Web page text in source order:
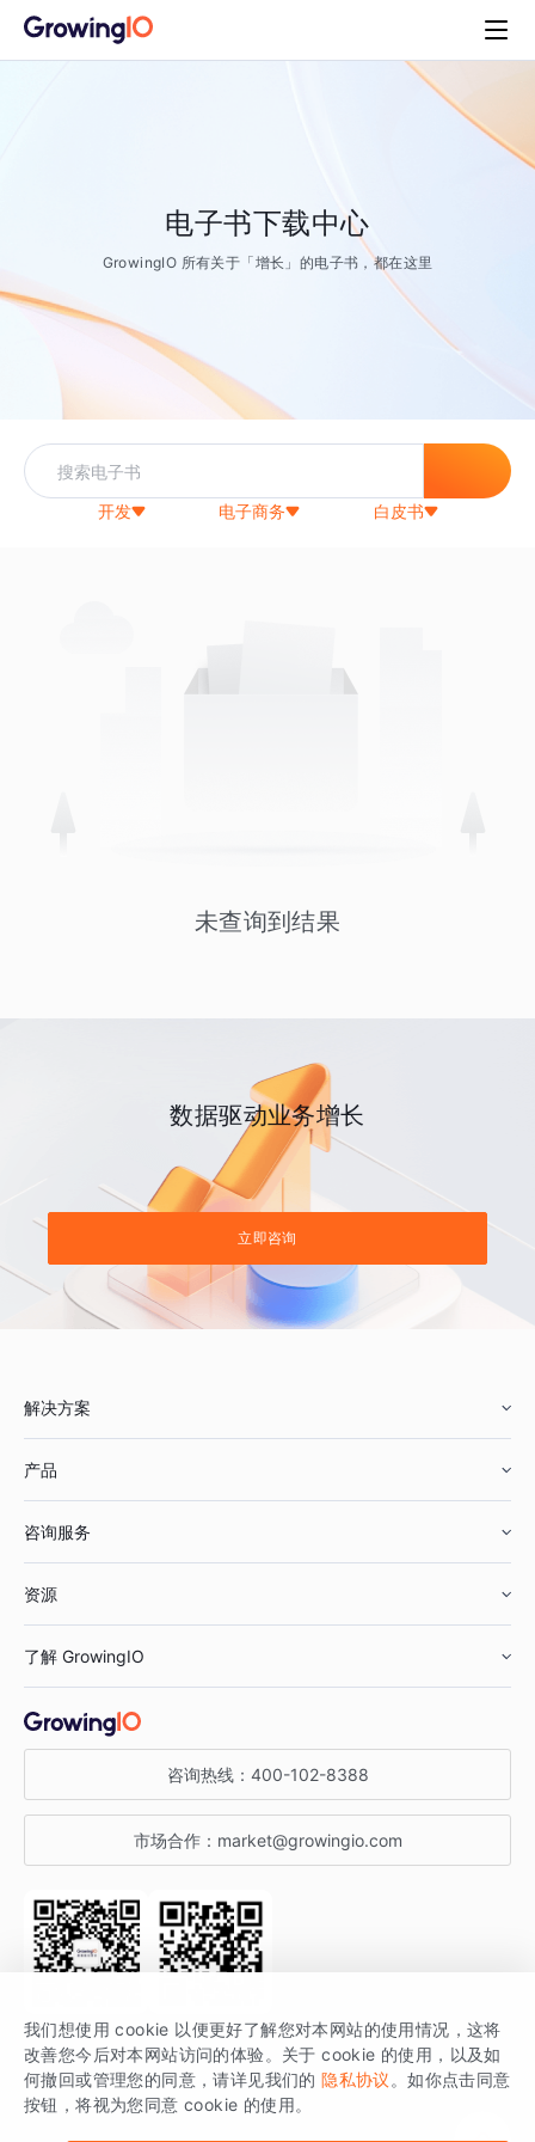
电子书下载中心
GrowingIO 所有关于「增长」的电子书，都在这里
开发 电子商务 白皮书
未查询到结果
数据驱动业务增长
立即咨询
解决方案
鞋服行业
汽车行业
金融行业
产品
智能运营
获客分析
咨询服务
资源
增长公开课
增长博客
开发者文档
SDK 文档
场景指南
了解 GrowingIO
关于 GrowingIO
增长大会
行业活动
咨询热线： 400-102-8388
市场合作： market@growingio.com
关注公众号 获取更多干货
GrowingIO 是专注于数据智能分析与增长的品牌，核心平台为 GrowingIO
分析云。
我们想使用 cookie 以便更好了解您对本网站的使用情况，这将
改善您今后对本网站访问的体验。关于 cookie 的使用，以及如
何撤回或管理您的同意，请详见我们的 隐私协议 。如你点击同意
按钮，将视为您同意 cookie 的使用。